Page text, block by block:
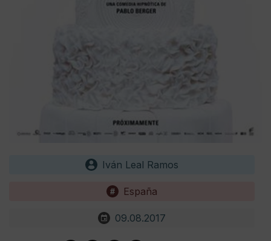
Iván Leal Ramos
España
09.08.2017